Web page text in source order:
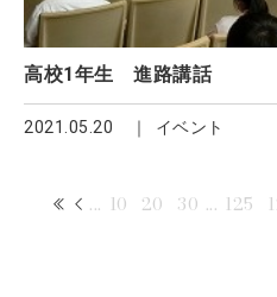
高校1年生 進路講話
2021.05.20 イベント
... 10 20 30 ... 125